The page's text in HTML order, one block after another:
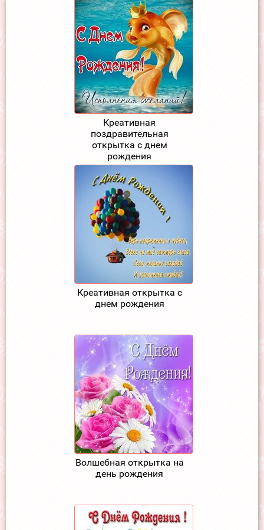
Креативная
поздравительная
открытка с днем
рождения
Креативная открытка с
днем рождения
Волшебная открытка на
день рождения